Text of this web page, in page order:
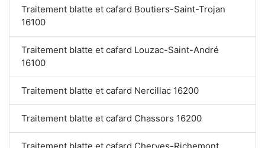
Traitement blatte et cafard Boutiers-Saint-Trojan
16100
Traitement blatte et cafard Louzac-Saint-André
16100
Traitement blatte et cafard Nercillac 16200
Traitement blatte et cafard Chassors 16200
Traitement blatte et cafard Cherves-Richemont